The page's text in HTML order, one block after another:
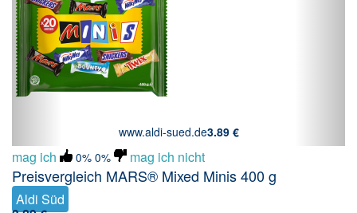
www.aldi-sued.de3.89 €
mag ich 0% 0% mag ich nicht
Preisvergleich MARS® Mixed Minis 400 g
Aldi Süd